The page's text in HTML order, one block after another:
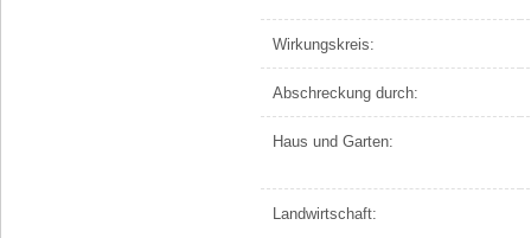
Wirkungskreis:
Abschreckung durch:
Haus und Garten:
Landwirtschaft: